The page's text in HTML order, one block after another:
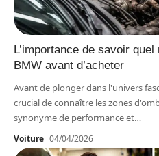
L’importance de savoir
BMW avant d’acheter
Avant de plonger dans l'univers
crucial de connaître les zones
synonyme de performance et…
Voiture 04/04/2026